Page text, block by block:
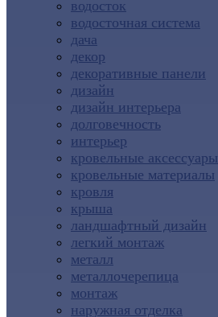
водосток
водосточная система
дача
декор
декоративные панели
дизайн
дизайн интерьера
долговечность
интерьер
кровельные аксессуары
кровельные материалы
кровля
крыша
ландшафтный дизайн
легкий монтаж
металл
металлочерепица
монтаж
наружная отделка